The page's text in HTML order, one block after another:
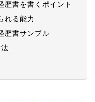
歴書を書くポイント
れる能力
歴書サンプル